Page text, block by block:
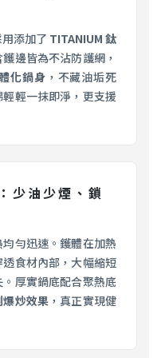
添加了 TITANIUM 鈦
鑊邊皆為不沾防護網，
化鍋身 ，不藏油垢死
輕一抹即淨，更支援
少油少煙、鎖
勻迅速。鑊體在加熱
透食材內部，大幅縮短
厚實鍋底配合聚熱底
爆炒效果 ，真正實現健